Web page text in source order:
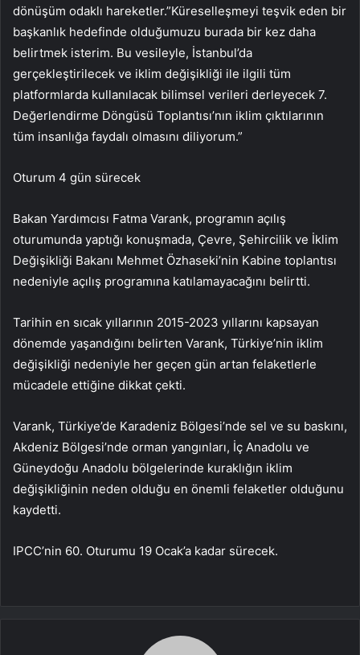
dönüşüm odaklı hareketler.”Küreselleşmeyi teşvik eden bir
başkanlık hedefinde olduğumuzu burada bir kez daha
belirtmek isterim. Bu vesileyle, İstanbul’da
gerçekleştirilecek ve iklim değişikliği ile ilgili tüm
platformlarda kullanılacak bilimsel verileri derleyecek 7.
Değerlendirme Döngüsü Toplantısı’nın iklim çıktılarının
tüm insanlığa faydalı olmasını diliyorum.”
Oturum 4 gün sürecek
Bakan Yardımcısı Fatma Varank, programın açılış
oturumunda yaptığı konuşmada, Çevre, Şehircilik ve İklim
Değişikliği Bakanı Mehmet Özhaseki’nin Kabine toplantısı
nedeniyle açılış programına katılamayacağını belirtti.
Tarihin en sıcak yıllarının 2015-2023 yıllarını kapsayan
dönemde yaşandığını belirten Varank, Türkiye’nin iklim
değişikliği nedeniyle her geçen gün artan felaketlerle
mücadele ettiğine dikkat çekti.
Varank, Türkiye’de Karadeniz Bölgesi’nde sel ve su baskını,
Akdeniz Bölgesi’nde orman yangınları, İç Anadolu ve
Güneydoğu Anadolu bölgelerinde kuraklığın iklim
değişikliğinin neden olduğu en önemli felaketler olduğunu
kaydetti.
IPCC’nin 60. Oturumu 19 Ocak’a kadar sürecek.